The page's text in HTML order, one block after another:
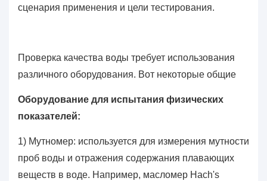
сценария применения и цели тестирования.
Проверка качества воды требует использования
различного оборудования. Вот некоторые общие
Оборудование для испытания физических
показателей:
1) Мутномер: используется для измерения мутности
проб воды и отражения содержания плавающих
веществ в воде. Например, масломер Hach's